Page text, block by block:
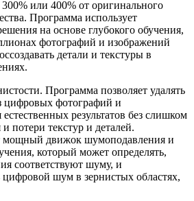
или 400% от оригинального
Программа использует
на основе глубокого обучения,
фотографий и изображений
детали и текстуры в
Программа позволяет удалять
цифровых фотографий и
результатов без слишком
потери текстур и деталей.
мощный движок шумоподавления и
который может определять,
соответствуют шуму, и
цифровой шум в зернистых областях,